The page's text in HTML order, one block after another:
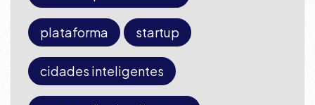
plataforma startup
cidades inteligentes